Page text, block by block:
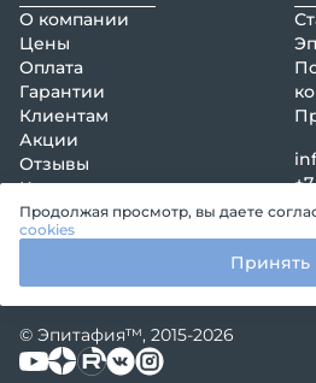
О компании
Цены
Оплата
Гарантии
Клиентам
Акции
Отзывы
Контакты
© Эпитафия™, 2015-2026
Продолжая просмотр, вы даете
cookies
Принять